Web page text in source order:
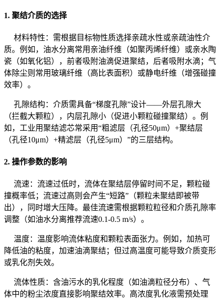
1. 聚结介质的选择
材料特性：需根据目标物性质选择亲疏水性或亲疏油性介
质。例如，油水分离常用亲油纤维（如聚丙烯纤维）或亲水陶
瓷（如氧化铝），前者吸附油滴促进聚结，后者吸附水滴；气
体除尘则常用玻璃纤维（高比表面积）或静电纤维（增强碰撞
效率）。
孔隙结构：介质需具备“梯度孔隙”设计——外层孔隙大
（拦截大颗粒），内层孔隙小（促进小颗粒碰撞聚结）。例
如，工业用聚结滤芯常采用“粗滤层（孔径50μm）+聚结层
（孔径10μm）+精滤层（孔径5μm）”的三层结构。
2. 操作参数的影响
流速：流速过低时，流体在聚结层停留时间不足，颗粒碰
撞概率低；流速过高则会产生“短路”（颗粒未聚结即被带
出），同时增大压降。最佳流速需根据颗粒粒径和介质孔隙率
调整（如油水分离推荐流速0.1-0.5 m/s）。
温度：温度影响流体粘度和颗粒表面张力。例如，加热可
降低油的粘度，加速油滴聚结；但过高温度可能导致介质变形
或乳化剂失效。
流体性质：含油污水的乳化程度（如油滴粒径分布）、气
体中的粉尘浓度直接影响聚结效率。高浓度乳化液需预处理